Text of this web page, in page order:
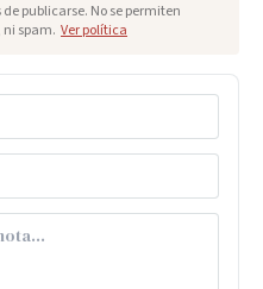
publicarse. No se permiten
spam. Ver política